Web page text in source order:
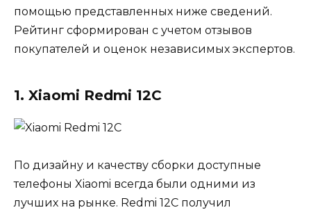
помощью представленных ниже сведений.
Рейтинг сформирован с учетом отзывов
покупателей и оценок независимых экспертов.
1. Xiaomi Redmi 12C
По дизайну и качеству сборки доступные
телефоны Xiaomi всегда были одними из
лучших на рынке. Redmi 12C получил